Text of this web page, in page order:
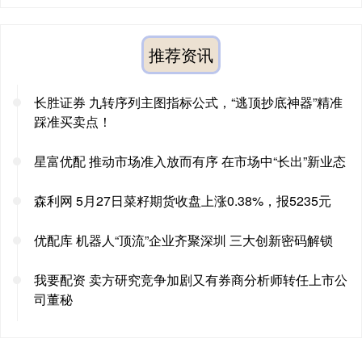
推荐资讯
长胜证券 九转序列主图指标公式，“逃顶抄底神器”精准
踩准买卖点！
星富优配 推动市场准入放而有序 在市场中“长出”新业态
森利网 5月27日菜籽期货收盘上涨0.38%，报5235元
优配库 机器人“顶流”企业齐聚深圳 三大创新密码解锁
我要配资 卖方研究竞争加剧又有券商分析师转任上市公
司董秘